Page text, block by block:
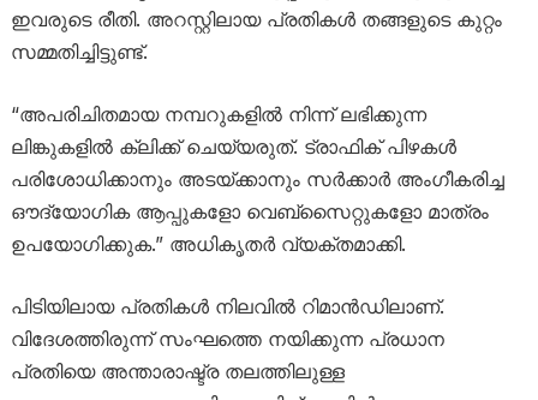
ഇവരുടെ രീതി. അറസ്റ്റിലായ പ്രതികൾ തങ്ങളുടെ കുറ്റം
സമ്മതിച്ചിട്ടുണ്ട്.
“അപരിചിതമായ നമ്പറുകളിൽ നിന്ന് ലഭിക്കുന്ന
ലിങ്കുകളിൽ ക്ലിക്ക് ചെയ്യരുത്. ട്രാഫിക് പിഴകൾ
പരിശോധിക്കാനും അടയ്ക്കാനും സർക്കാർ അംഗീകരിച്ച
ഔദ്യോഗിക ആപ്പുകളോ വെബ്‌സൈറ്റുകളോ മാത്രം
ഉപയോഗിക്കുക.” അധികൃതർ വ്യക്തമാക്കി.
പിടിയിലായ പ്രതികൾ നിലവിൽ റിമാൻഡിലാണ്.
വിദേശത്തിരുന്ന് സംഘത്തെ നയിക്കുന്ന പ്രധാന
പ്രതിയെ അന്താരാഷ്ട്ര തലത്തിലുള്ള